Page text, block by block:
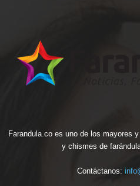
Farandula.co es uno de los mayores
y chismes de
Contáctanos: